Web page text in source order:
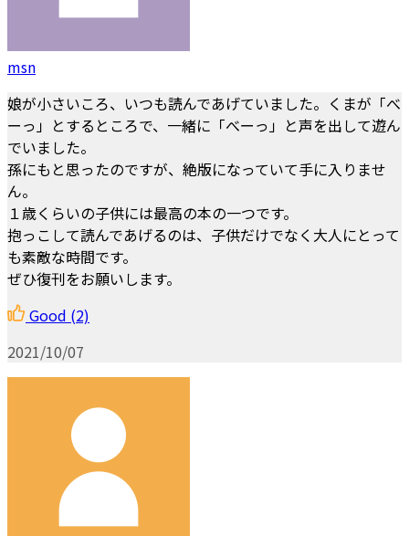
msn
娘が小さいころ、いつも読んであげていました。くまが「べ
ーっ」とするところで、一緒に「べーっ」と声を出して遊ん
でいました。
孫にもと思ったのですが、絶版になっていて手に入りませ
ん。
１歳くらいの子供には最高の本の一つです。
抱っこして読んであげるのは、子供だけでなく大人にとって
も素敵な時間です。
ぜひ復刊をお願いします。
Good (2)
2021/10/07